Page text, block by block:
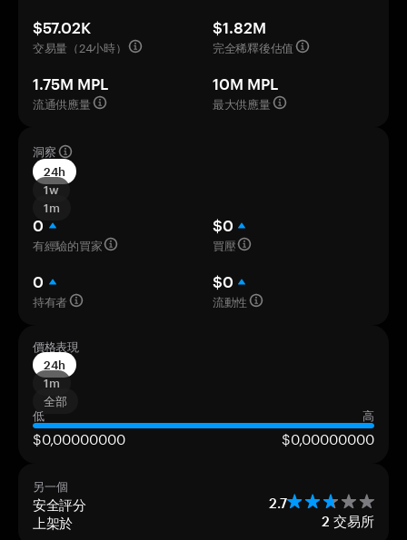
$57.02K
交易量（24小時）
$1.82M
完全稀釋後估值
1.75M MPL
流通供應量
10M MPL
最大供應量
洞察
24h
1w
1m
0
有經驗的買家
$0
買壓
0
持有者
$0
流動性
價格表現
24h
1m
全部
低
高
$0,00000000 $0,00000000
另一個
安全評分 2.7
上架於 2 交易所